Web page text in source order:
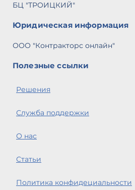
БЦ "ТРОИЦКИЙ"
Юридическая информация
ООО "Контракторс онлайн"
Полезные ссылки
Решения
Служба поддержки
О нас
Статьи
Политика конфидециальности